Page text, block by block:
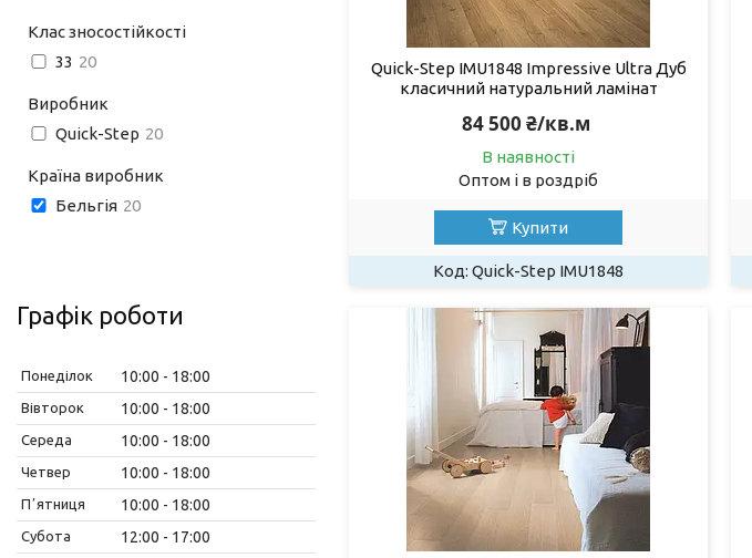
Quick-Step IMU1848 Impressive Ultra Дуб
класичний натуральний ламінат
84 500 ₴/кв.м
В наявності
Оптом і в роздріб
Купити
Quick-Step IMU1848
Клас зносостійкості
33 20
Виробник
Quick-Step 20
Країна виробник
Бельгія 20
Графік роботи
Понеділок 10:00 18:00
Вівторок 10:00 18:00
Середа 10:00 18:00
Четвер 10:00 18:00
Пʼятниця 10:00 18:00
Субота 12:00 17:00